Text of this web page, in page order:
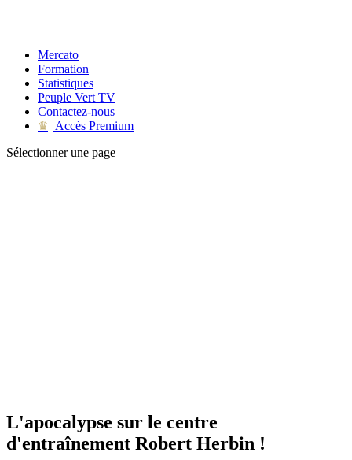
Mercato
Formation
Statistiques
Peuple Vert TV
Contactez-nous
♛
Accès Premium
Sélectionner une page
L'apocalypse sur le centre
d'entraînement Robert Herbin !